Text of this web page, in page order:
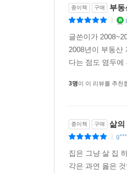
종이책 구매 부동
글쓴이가
2008년이 부동산
다는 점도 염두
3명이 이 리뷰를 추천
종이책 구매 삶의
집은 그냥 살 집
각은 과연 옳은